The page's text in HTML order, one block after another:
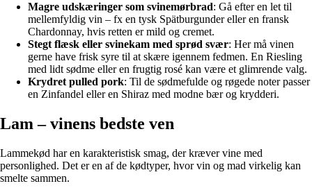
Magre udskæringer som svinemørbrad: Gå efter en let til
mellemfyldig vin – fx en tysk Spätburgunder eller en fransk
Chardonnay, hvis retten er mild og cremet.
Stegt flæsk eller svinekam med sprød svær: Her må vinen
gerne have frisk syre til at skære igennem fedmen. En Riesling
med lidt sødme eller en frugtig rosé kan være et glimrende valg.
Krydret pulled pork: Til de sødmefulde og røgede noter passer
en Zinfandel eller en Shiraz med modne bær og krydderi.
Lam – vinens bedste ven
Lammekød har en karakteristisk smag, der kræver vine med
personlighed. Det er en af de kødtyper, hvor vin og mad virkelig kan
smelte sammen.